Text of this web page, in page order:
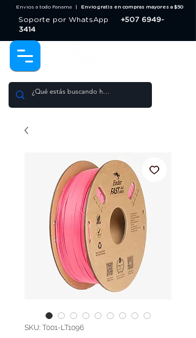
Envios a todo Panama | Envio gratis en compras mayores a $50
Soporte por WhatsApp
+507 6949-
3414
SKU: T001-LT1096